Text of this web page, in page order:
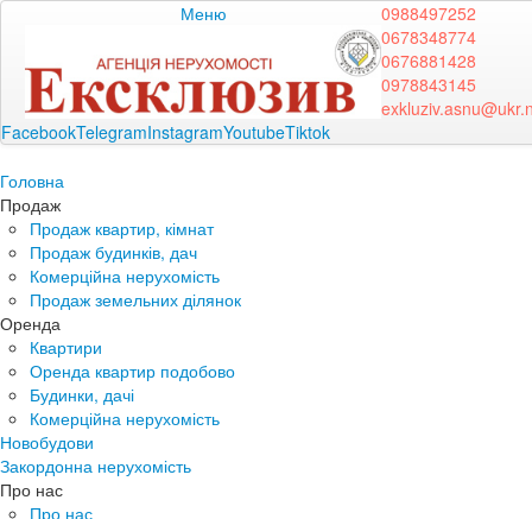
Меню
0988497252
0678348774
0676881428
0978843145
FacebookTelegramInstagramYoutubeTiktok
Головна
Продаж
Продаж квартир, кімнат
Продаж будинків, дач
Комерційна нерухомість
Продаж земельних ділянок
Оренда
Квартири
Оренда квартир подобово
Будинки, дачі
Комерційна нерухомість
Новобудови
Закордонна нерухомість
Про нас
Про нас